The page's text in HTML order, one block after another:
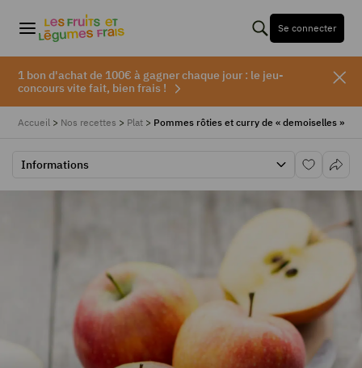
Se connecter
1 bon d'achat de 100€ à gagner chaque jour : le jeu-
concours vite fait, bien frais !
Accueil > Nos recettes > Plat > Pommes rôties et curry de « demoiselles »
Informations